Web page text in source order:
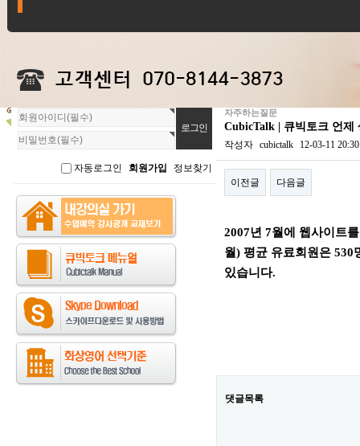
회
원
로
자동로그인 회원가입 정보찾기
자주하는질문
CubicTalk | 큐빅토크 언제
작성자 cubictalk 12-03-11 20:30
이전글 다음글
2007년 7월에 웹사이트
월) 평균 유료회원은 530
있습니다.
댓글목록